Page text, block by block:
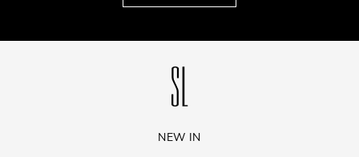
NEW IN